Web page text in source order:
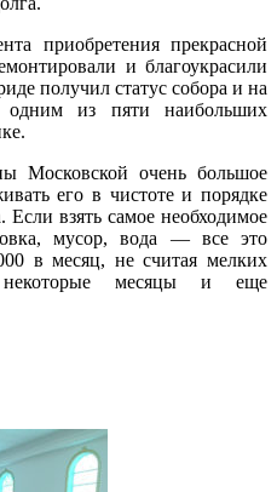
приобретения прекрасной
и благоукрасили
получил статус собора и на
одним из пяти наибольших
Московской очень большое
его в чистоте и порядке
взять самое необходимое
мусор, вода — все это
в месяц, не считая мелких
месяцы и еще